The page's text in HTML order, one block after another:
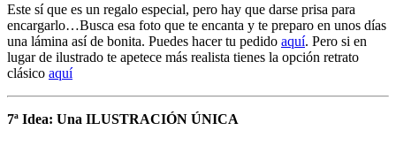
Este sí que es un regalo especial, pero hay que darse prisa para
encargarlo…Busca esa foto que te encanta y te preparo en unos días
una lámina así de bonita. Puedes hacer tu pedido aquí. Pero si en
lugar de ilustrado te apetece más realista tienes la opción retrato
clásico aquí
7ª Idea: Una ILUSTRACIÓN ÚNICA